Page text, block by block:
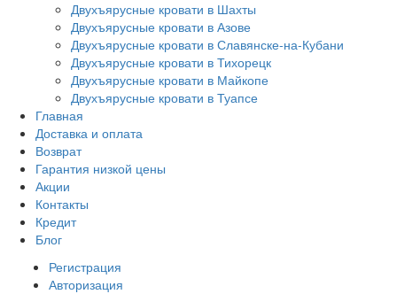
Двухъярусные кровати в Шахты
Двухъярусные кровати в Азове
Двухъярусные кровати в Славянске-на-Кубани
Двухъярусные кровати в Тихорецк
Двухъярусные кровати в Майкопе
Двухъярусные кровати в Туапсе
Главная
Доставка и оплата
Возврат
Гарантия низкой цены
Акции
Контакты
Кредит
Блог
Регистрация
Авторизация